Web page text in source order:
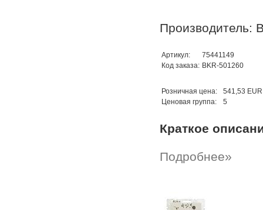
Производитель:
Артикул:
75441149
Код заказа: BKR-501260
Розничная цена:
541,53 EUR
Ценовая группа:
5
Краткое
Подробнее»